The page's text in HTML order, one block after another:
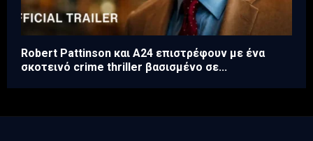
Robert Pattinson και A24 επιστρέφουν με ένα
σκοτεινό crime thriller βασισμένο σε...